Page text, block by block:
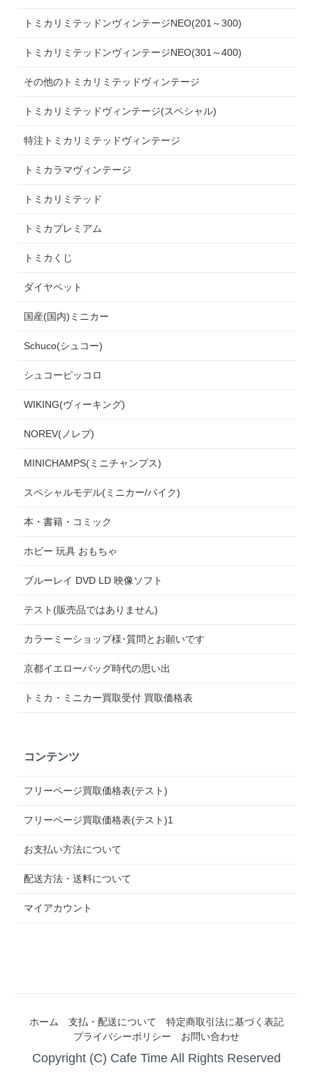
トミカリミテッドンヴィンテージNEO(201～300)
トミカリミテッドンヴィンテージNEO(301～400)
その他のトミカリミテッドヴィンテージ
トミカリミテッドヴィンテージ(スペシャル)
特注トミカリミテッドヴィンテージ
トミカラマヴィンテージ
トミカリミテッド
トミカプレミアム
トミカくじ
ダイヤペット
国産(国内)ミニカー
Schuco(シュコー)
シュコーピッコロ
WIKING(ヴィーキング)
NOREV(ノレブ)
MINICHAMPS(ミニチャンプス)
スペシャルモデル(ミニカー/バイク)
本・書籍・コミック
ホビー 玩具 おもちゃ
ブルーレイ DVD LD 映像ソフト
テスト(販売品ではありません)
カラーミーショップ様･質問とお願いです
京都イエローバッグ時代の思い出
トミカ・ミニカー買取受付 買取価格表
コンテンツ
フリーページ買取価格表(テスト)
フリーページ買取価格表(テスト)1
お支払い方法について
配送方法・送料について
マイアカウント
ホーム 支払・配送について
特定商取引法に基づく表記
プライバシーポリシー
お問い合わせ
Copyright (C) Cafe Time All Rights Reserved